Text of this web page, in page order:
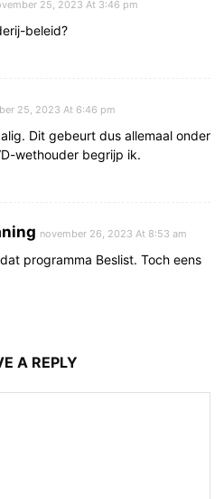
25, 2023 At 3:46 pm
beleid?
25, 2023 At 6:46 pm
Dit gebeurt dus allemaal onder
wethouder begrijp ik.
november 26, 2023 At 8:53 am
programma Beslist. Toch eens
A REPLY